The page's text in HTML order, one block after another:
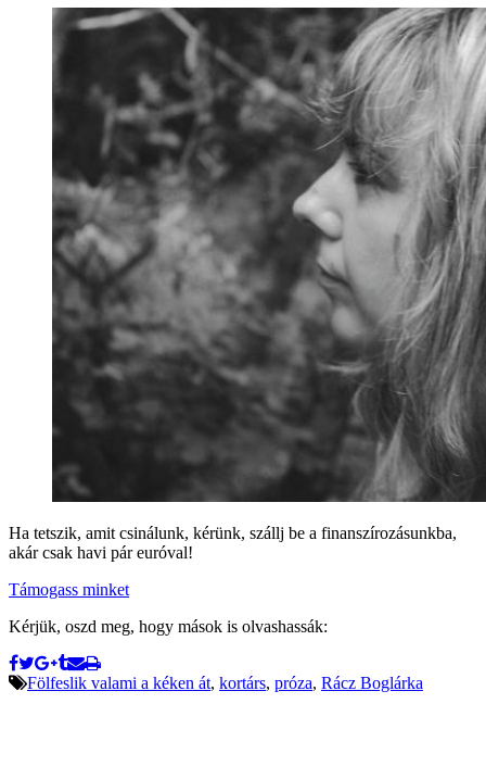
Ha tetszik, amit csinálunk, kérünk, szállj be a finanszírozásunkba,
akár csak havi pár euróval!
Támogass minket
Kérjük, oszd meg, hogy mások is olvashassák:
Fölfeslik valami a kéken át, kortárs, próza, Rácz Boglárka